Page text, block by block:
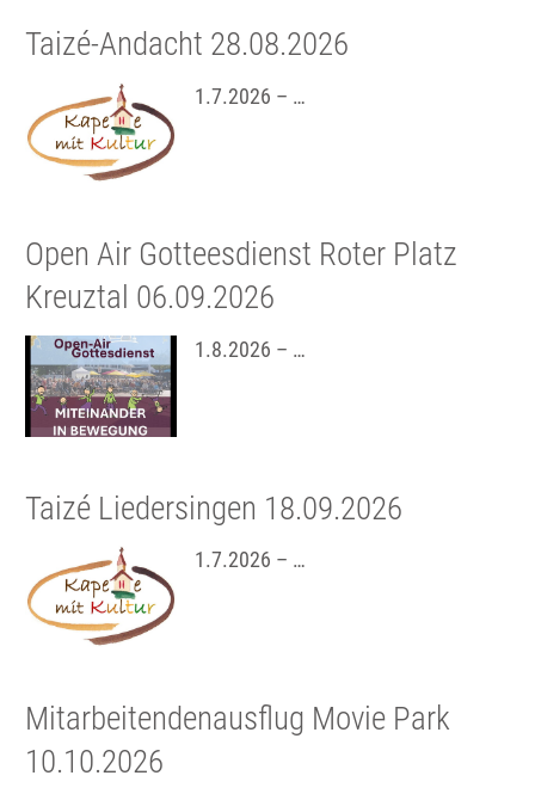
Taizé-Andacht 28.08.2026
1.7.2026 – …
Open Air Gotteesdienst Roter Platz
Kreuztal 06.09.2026
1.8.2026 – …
Taizé Liedersingen 18.09.2026
1.7.2026 – …
Mitarbeitendenausflug Movie Park
10.10.2026